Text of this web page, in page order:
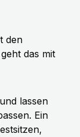
den
das mit
lassen
Ein